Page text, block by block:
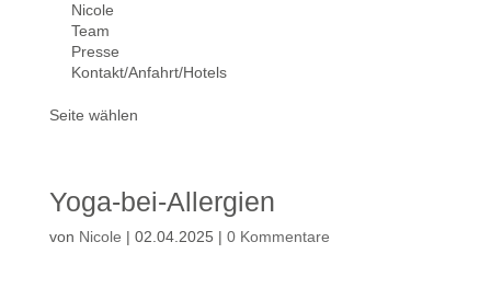
Nicole
Team
Presse
Kontakt/Anfahrt/Hotels
Seite wählen
Yoga-bei-Allergien
von Nicole | 02.04.2025 | 0 Kommentare